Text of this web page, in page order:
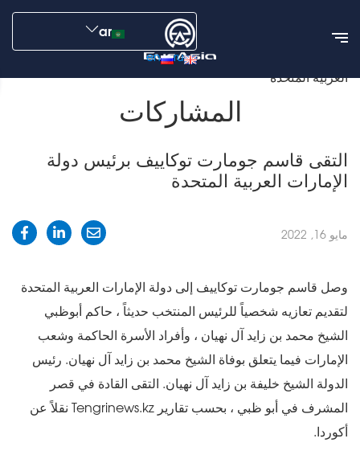
ar
en ru
التقى قاسم جومارت توكاييف برئيس دولة الإمارات
العربية المتحدة
المشاركات
التقى قاسم جومارت توكاييف برئيس دولة
الإمارات العربية المتحدة
مايو 16, 2022
وصل قاسم جومارت توكاييف إلى دولة الإمارات العربية المتحدة
لتقديم تعازيه شخصياً للرئيس المنتخب حديثاً ، حاكم أبوظبي
الشيخ محمد بن زايد آل نهيان ، وأفراد الأسرة الحاكمة وشعب
الإمارات فيما يتعلق بوفاة الشيخ محمد بن زايد آل نهيان. رئيس
الدولة الشيخ خليفة بن زايد آل نهيان. التقى القادة في قصر
المشرف في أبو ظبي ، بحسب تقارير Tengrinews.kz نقلاً عن
أكوردا.